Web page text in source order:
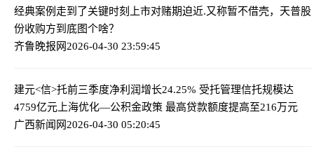
经典案例走到了关键时刻
上市对赌期迫近.又称暂不借壳，天普股
份收购方到底图个啥？
齐鲁晚报网2026-04-30 23:59:45
建元<信>托前三季度净利润增长24.25% 受托管理信托规模达
4759亿元 上海优化—公积金政策 最高贷款额度提高至216万元
广西新闻网2026-04-30 05:20:45